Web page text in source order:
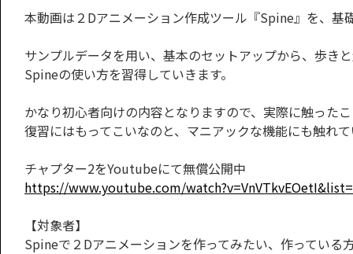
本動画は２Dアニメーション作成ツール『Spine』を、
サンプルデータを用い、基本のセットアップから、歩き
Spineの使い方を習得していきます。
かなり初心者向けの内容となりますので、実際に触った
復習にはもってこいなのと、マニアックな機能にも触れ
チャプター2をYoutubeにて無償公開中
https://www.youtube.com/
【対象者】
Spineで２Dアニメーションを作ってみたい、作っている